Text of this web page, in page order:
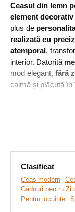
Ceasul din lemn
element
plus de
realizată cu
atemporal,
interior. Datorită
mod elegant, fără
calmă și plăcută în
Reprezintă
rafinat
Potrivit
în
Clasificat
Ceas modern
Cadouri pentru
Pentru locuințe